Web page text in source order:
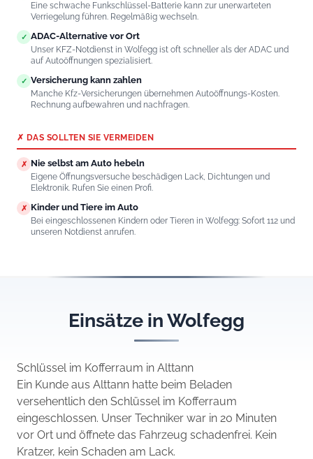
Eine schwache Funkschlüssel-Batterie kann zur unerwarteten
Verriegelung führen. Regelmäßig wechseln.
✓ ADAC-Alternative vor Ort
Unser KFZ-Notdienst in Wolfegg ist oft schneller als der ADAC und
auf Autoöffnungen spezialisiert.
✓ Versicherung kann zahlen
Manche Kfz-Versicherungen übernehmen Autoöffnungs-Kosten.
Rechnung aufbewahren und nachfragen.
✗ DAS SOLLTEN SIE VERMEIDEN
✗ Nie selbst am Auto hebeln
Eigene Öffnungsversuche beschädigen Lack, Dichtungen und
Elektronik. Rufen Sie einen Profi.
✗ Kinder und Tiere im Auto
Bei eingeschlossenen Kindern oder Tieren in Wolfegg: Sofort 112 und
unseren Notdienst anrufen.
Einsätze in Wolfegg
Schlüssel im Kofferraum in Alttann
Ein Kunde aus Alttann hatte beim Beladen
versehentlich den Schlüssel im Kofferraum
eingeschlossen. Unser Techniker war in 20 Minuten
vor Ort und öffnete das Fahrzeug schadenfrei. Kein
Kratzer, kein Schaden am Lack.